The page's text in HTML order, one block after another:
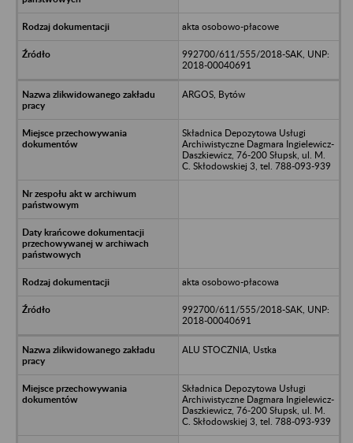
akta osobowo-płacowe
992700/611/555/2018-SAK, UNP:
2018-00040691
ARGOS, Bytów
Składnica Depozytowa Usługi
Archiwistyczne Dagmara Ingielewicz-
Daszkiewicz, 76-200 Słupsk, ul. M.
C. Skłodowskiej 3, tel. 788-093-939
akta osobowo-płacowa
992700/611/555/2018-SAK, UNP:
2018-00040691
ALU STOCZNIA, Ustka
Składnica Depozytowa Usługi
Archiwistyczne Dagmara Ingielewicz-
Daszkiewicz, 76-200 Słupsk, ul. M.
C. Skłodowskiej 3, tel. 788-093-939